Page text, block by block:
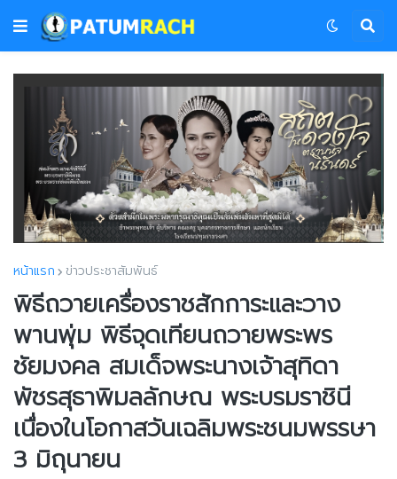
หน้าแรก ข่าวประชาสัมพันธ์
พิธีถวายเครื่องราชสักการะและวาง
พานพุ่ม พิธีจุดเทียนถวายพระพร
ชัยมงคล สมเด็จพระนางเจ้าสุทิดา
พัชรสุธาพิมลลักษณ พระบรมราชินี
เนื่องในโอกาสวันเฉลิมพระชนมพรรษา
3 มิถุนายน